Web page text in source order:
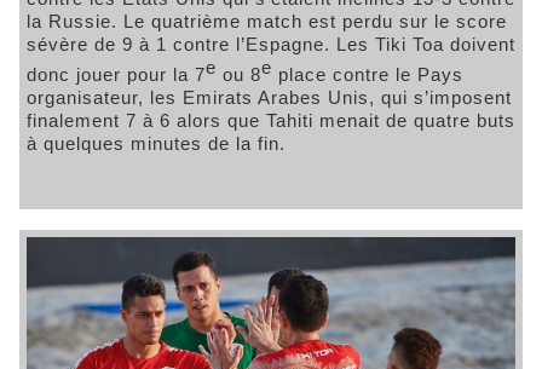
la Russie. Le quatrième match est perdu sur le score
sévère de 9 à 1 contre l’Espagne. Les Tiki Toa doivent
donc jouer pour la 7e ou 8e place contre le Pays
organisateur, les Emirats Arabes Unis, qui s’imposent
finalement 7 à 6 alors que Tahiti menait de quatre buts
à quelques minutes de la fin.